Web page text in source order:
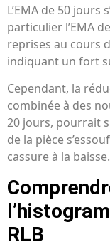
L’EMA de 50 jours
particulier l’EMA
reprises au cours
indiquant un fort
Cependant, la
combinée à des
20 jours, pourrait
de la pièce
cassure à la baisse.
RLB